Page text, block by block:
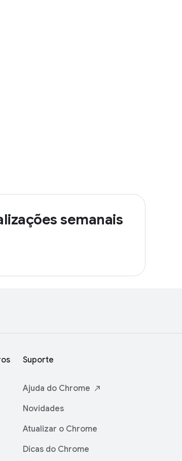
semanais
Suporte
Ajuda do Chrome
Novidades
Atualizar o Chrome
Dicas do Chrome